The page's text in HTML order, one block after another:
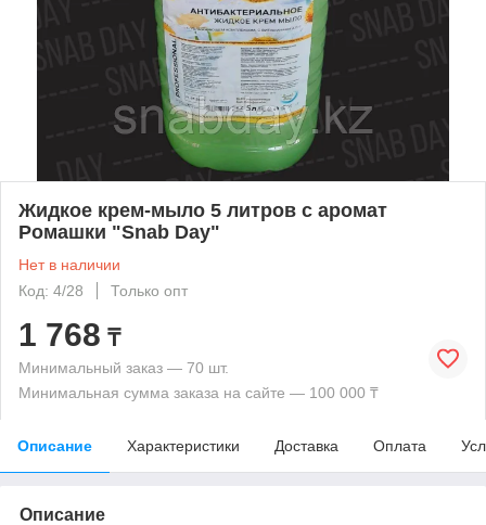
Жидкое крем-мыло 5 литров с аромат
Ромашки "Snab Day"
Нет в наличии
Код: 4/28
Только опт
1 768 ₸
Минимальный заказ — 70 шт.
Минимальная сумма заказа на сайте — 100 000 ₸
Описание Характеристики Доставка Оплата
Описание